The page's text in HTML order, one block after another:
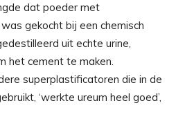
dat poeder met
gekocht bij een chemisch
uit echte urine,
het cement te maken.
superplastificatoren die in de
‘werkte ureum heel goed’,